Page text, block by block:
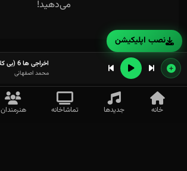
می‌دهید!
اخراجی ها 6 (بی کلام)
محمد اصفهانی
خانه جدیدها تماشاخانه هنرمندان
نصب اپلیکیشن